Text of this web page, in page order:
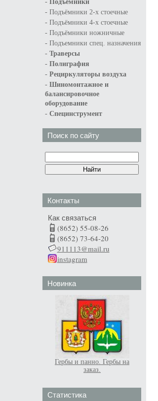
Подъёмники
- Подъёмники 2-х стоечные
- Подъёмники 4-х стоечные
- Подъёмники ножничные
- Подъемники спец. назначения
- Траверсы
- Полиграфия
- Рециркуляторы воздуха
- Шиномонтажное и
балансировочное
оборудование
- Специнструмент
Поиск по сайту
Контакты
Как связаться
(8652) 55-08-26
(8652) 73-64-20
911113@mail.ru
instagram
Новинка
Гербы и панно. Гербы на
заказ.
Статистика